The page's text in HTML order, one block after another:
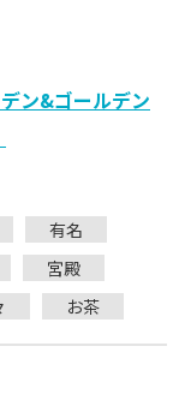
ン&ゴールデン
有名
宮殿
お茶